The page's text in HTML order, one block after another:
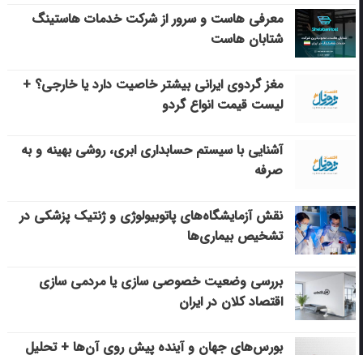
معرفی هاست و سرور از شرکت خدمات هاستینگ
شتابان هاست
مغز گردوی ایرانی بیشتر خاصیت دارد یا خارجی؟ +
لیست قیمت انواع گردو
آشنایی با سیستم حسابداری ابری، روشی بهینه و به
صرفه
نقش آزمایشگاه‌های پاتوبیولوژی و ژنتیک پزشکی در
تشخیص بیماری‌ها
بررسی وضعیت خصوصی سازی یا مردمی سازی
اقتصاد کلان در ایران
بورس‌های جهان و آینده پیش روی آن‌ها + تحلیل